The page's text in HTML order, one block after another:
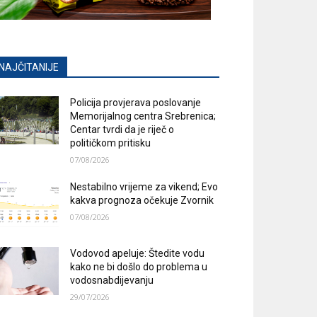
Policija provjerava poslovanje
Memorijalnog centra Srebrenica;
Centar tvrdi da je riječ o
političkom pritisku
07/08/2026
Nestabilno vrijeme za vikend; Evo
kakva prognoza očekuje Zvornik
07/08/2026
Vodovod apeluje: Štedite vodu
kako ne bi došlo do problema u
vodosnabdijevanju
29/07/2026